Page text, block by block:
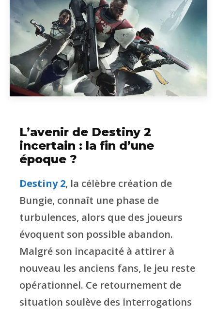
L’avenir de Destiny 2
incertain : la fin d’une
époque ?
Destiny 2, la célèbre création de
Bungie, connaît une phase de
turbulences, alors que des joueurs
évoquent son possible abandon.
Malgré son incapacité à attirer à
nouveau les anciens fans, le jeu reste
opérationnel. Ce retournement de
situation soulève des interrogations